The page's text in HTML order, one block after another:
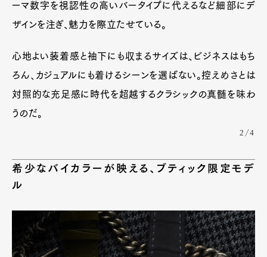
ーマ数字を視認性の高いバータイプに代えるなど細部にデ
ザインを注ぎ、魅力を際立たせている。
心地よい装着感と袖下にも収まるサイズは、ビジネスはもち
ろん、カジュアルにも着けるシーンを選ばない。控えめさとは
対照的な充足感に時代を超越するクラシックの真髄を味わ
うのだ。
2/4
希少なバイカラーが映える、ブティック限定モデ
ル